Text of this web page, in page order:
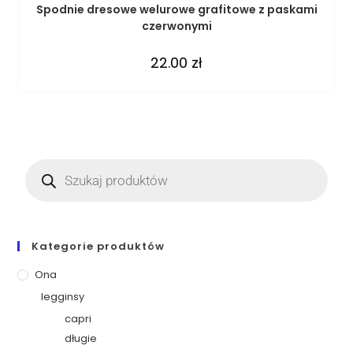
Spodnie dresowe welurowe grafitowe z paskami
czerwonymi
22.00 zł
Kategorie produktów
Ona
legginsy
capri
długie